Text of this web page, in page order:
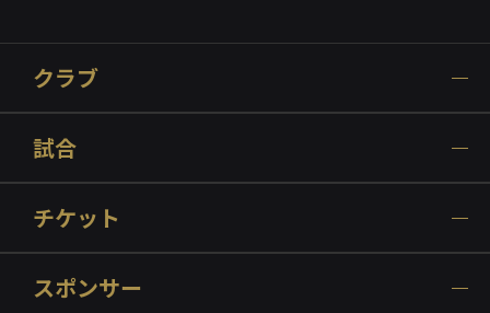
クラブ
試合
チケット
スポンサー